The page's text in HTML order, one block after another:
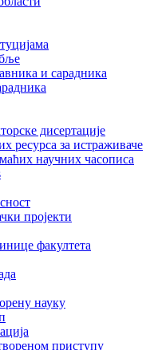
и сарадника
дисертације
ресурса за истраживаче
научних часописа
пројекти
факултета
науку
приступу